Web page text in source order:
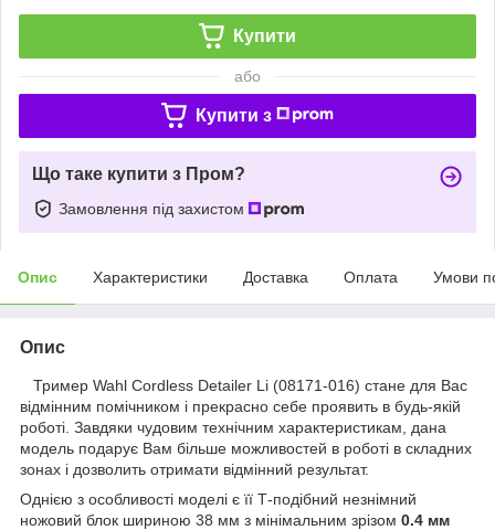
Купити
або
Купити з
Що таке купити з Пром?
Замовлення під захистом
Опис Характеристики Доставка Оплата Умови
Опис
Тример Wahl Cordless Detailer Li (08171-016) стане для Вас
відмінним помічником і прекрасно себе проявить в будь-якій
роботі. Завдяки чудовим технічним характеристикам, дана
модель подарує Вам більше можливостей в роботі в складних
зонах і дозволить отримати відмінний результат.
Однією з особливості моделі є її Т-подібний незнімний
ножовий блок шириною 38 мм з мінімальним зрізом 0.4 мм